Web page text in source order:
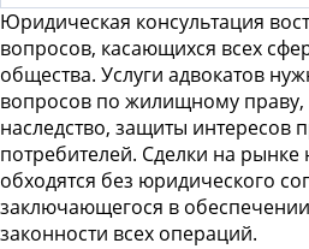
Юридическая консультация
вопросов, касающихся всех
общества. Услуги адвокатов
вопросов по жилищному праву,
наследство, защиты интересов
потребителей. Сделки на
обходятся без юридического
заключающегося в
законности всех операций.